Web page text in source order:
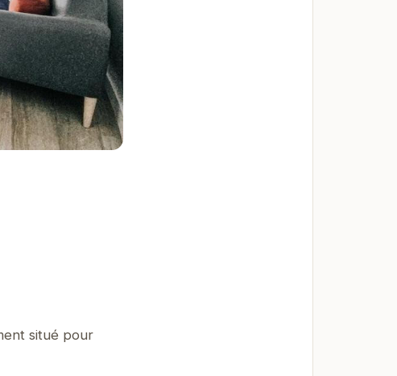
situé pour